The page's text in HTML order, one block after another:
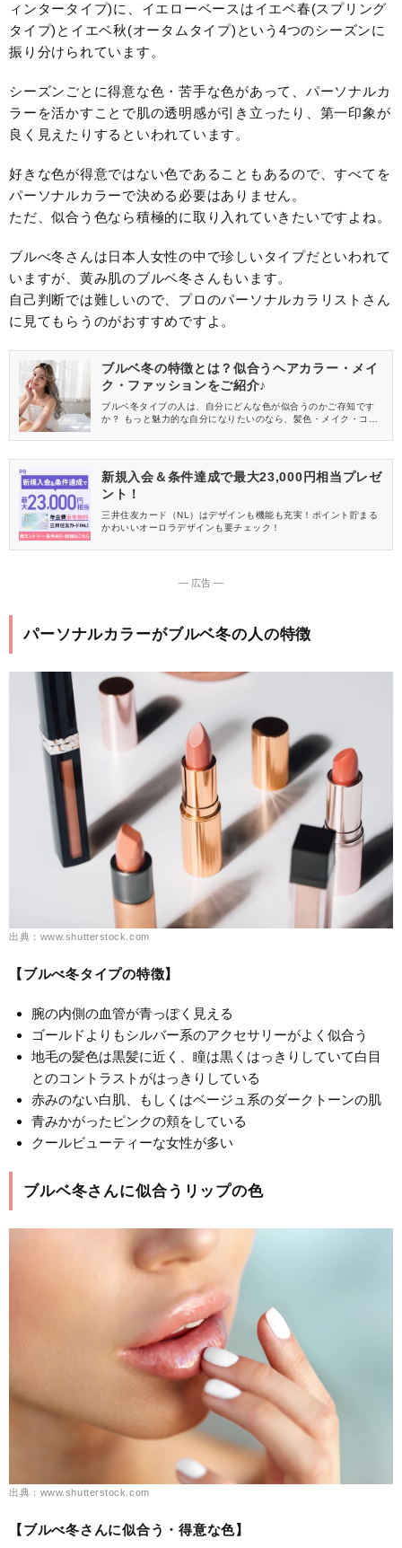
ィンタータイプ)に、イエローベースはイエベ春(スプリング
タイプ)とイエベ秋(オータムタイプ)という4つのシーズンに
振り分けられています。
シーズンごとに得意な色・苦手な色があって、パーソナルカ
ラーを活かすことで肌の透明感が引き立ったり、第一印象が
良く見えたりするといわれています。
好きな色が得意ではない色であることもあるので、すべてを
パーソナルカラーで決める必要はありません。
ただ、似合う色なら積極的に取り入れていきたいですよね。
ブルべ冬さんは日本人女性の中で珍しいタイプだといわれて
いますが、黄み肌のブルベ冬さんもいます。
自己判断では難しいので、プロのパーソナルカラリストさん
に見てもらうのがおすすめですよ。
ブルベ冬の特徴とは？似合うヘアカラー・メイ
ク・ファッションをご紹介♪
ブルベ冬タイプの人は、自分にどんな色が似合うのかご存知です
か？ もっと魅力的な自分になりたいのなら、髪色・メイク・コー
では、ブルベ冬タイプの人に似合う色について解説します！
新規入会＆条件達成で最大23,000円相当プレゼ
ント！
三井住友カード（NL）はデザインも機能も充実！ポイント貯まる
かわいいオーロラデザインも要チェック！
― 広告 ―
パーソナルカラーがブルベ冬の人の特徴
出典：www.shutterstock.com
【ブルべ冬タイプの特徴】
腕の内側の血管が青っぽく見える
ゴールドよりもシルバー系のアクセサリーがよく似合う
地毛の髪色は黒髪に近く、瞳は黒くはっきりしていて白目
とのコントラストがはっきりしている
赤みのない白肌、もしくはベージュ系のダークトーンの肌
青みかがったピンクの頬をしている
クールビューティーな女性が多い
ブルベ冬さんに似合うリップの色
出典：www.shutterstock.com
【ブルべ冬さんに似合う・得意な色】